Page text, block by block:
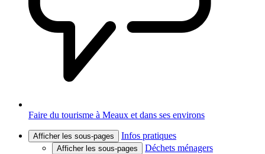
Faire du tourisme à Meaux et dans ses environs
Afficher les sous-pages Infos pratiques
Afficher les sous-pages
Déchets ménagers